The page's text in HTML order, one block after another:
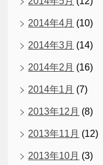
2014年4月 (10)
2014年3月 (14)
2014年2月 (16)
2014年1月 (7)
2013年12月 (8)
2013年11月 (12)
2013年10月 (3)